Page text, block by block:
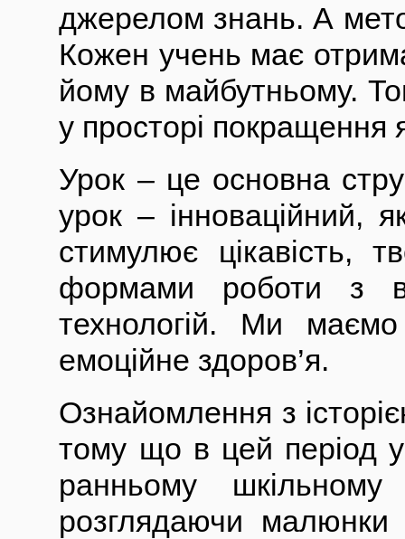
джерелом знань. А
Кожен учень має
йому в майбутньому.
у просторі покращення
Урок – це основна
урок – інноваційний,
стимулює цікавість,
формами роботи з
технологій. Ми
емоційне здоров’я.
Ознайомлення з
тому що в цей період у
ранньому
розглядаючи